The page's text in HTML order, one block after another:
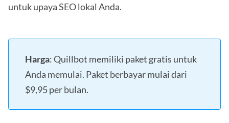
untuk upaya SEO lokal Anda.
Harga: Quillbot memiliki paket gratis untuk
Anda memulai. Paket berbayar mulai dari
$9,95 per bulan.